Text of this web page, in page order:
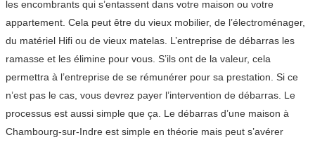
les encombrants qui s’entassent dans votre maison ou votre
appartement. Cela peut être du vieux mobilier, de l’électroménager,
du matériel Hifi ou de vieux matelas. L’entreprise de débarras les
ramasse et les élimine pour vous. S’ils ont de la valeur, cela
permettra à l’entreprise de se rémunérer pour sa prestation. Si ce
n’est pas le cas, vous devrez payer l’intervention de débarras. Le
processus est aussi simple que ça. Le débarras d’une maison à
Chambourg-sur-Indre est simple en théorie mais peut s’avérer